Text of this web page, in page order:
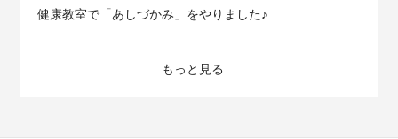
健康教室で「あしづかみ」をやりました♪
もっと見る